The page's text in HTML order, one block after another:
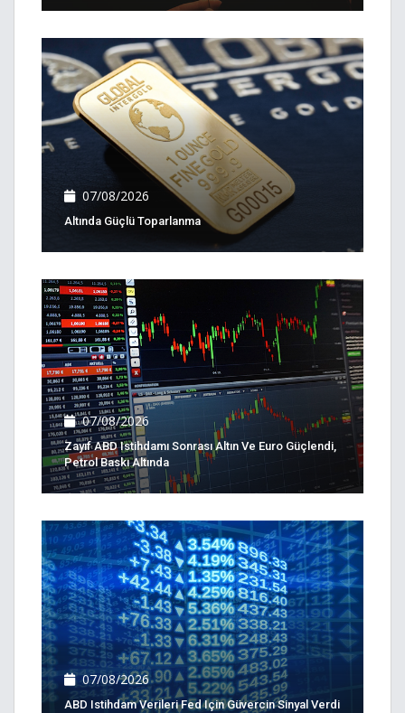
07/08/2026
Altında Güçlü Toparlanma
07/08/2026
Zayıf ABD Istihdamı Sonrası Altın Ve Euro Güçlendi,
Petrol Baskı Altında
07/08/2026
ABD Istihdam Verileri Fed Için Güvercin Sinyal Verdi